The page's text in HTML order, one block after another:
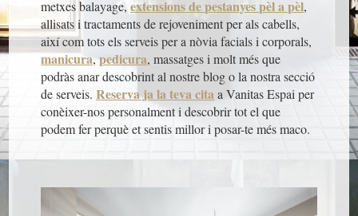
metxes balayage,extensions de pestanyes pèl a pèl,
allisats i tractaments de rejoveniment per als cabells,
així com tots els serveis per a nòvia facials i corporals,
manicura,pedicura, massatges i molt més que
podràs anar descobrint al nostre blog o la nostra secció
de serveis.Reserva ja la teva citaa Vanitas Espai per
conèixer-nos personalment i descobrir tot el que
podem fer perquè et sentis millor i posar-te més maco.